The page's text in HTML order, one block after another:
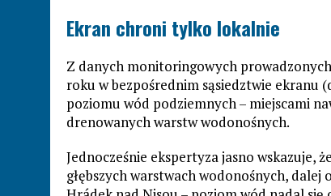
Ekran chroni tylko lokalnie
Z danych monitoringowych
roku w bezpośrednim sąsiedztwie ekranu
poziomu wód podziemnych – miejscami
drenowanych warstw wodonośnych.
Jednocześnie ekspertyza jasno wskazuje,
głębszych warstwach wodonośnych,